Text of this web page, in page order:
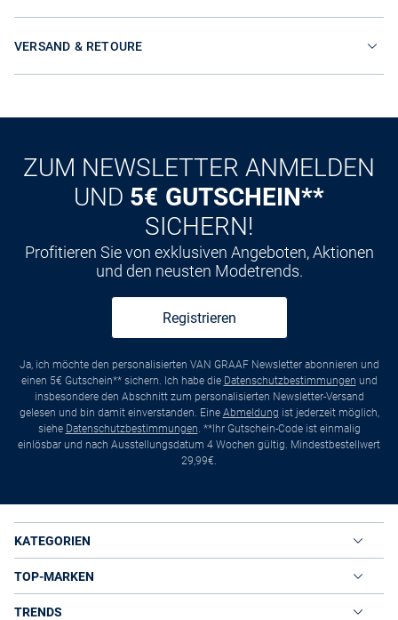
VERSAND & RETOURE
ZUM NEWSLETTER ANMELDEN
UND 5€ GUTSCHEIN**
SICHERN!
Profitieren Sie von exklusiven Angeboten, Aktionen
und den neusten Modetrends.
Registrieren
Ja, ich möchte den personalisierten VAN GRAAF Newsletter abonnieren und
einen 5€ Gutschein** sichern. Ich habe die Datenschutzbestimmungen und
insbesondere den Abschnitt zum personalisierten Newsletter-Versand
gelesen und bin damit einverstanden. Eine Abmeldung ist jederzeit möglich,
siehe Datenschutzbestimmungen. **Ihr Gutschein-Code ist einmalig
einlösbar und nach Ausstellungsdatum 4 Wochen gültig. Mindestbestellwert
29,99€.
KATEGORIEN
TOP-MARKEN
TRENDS